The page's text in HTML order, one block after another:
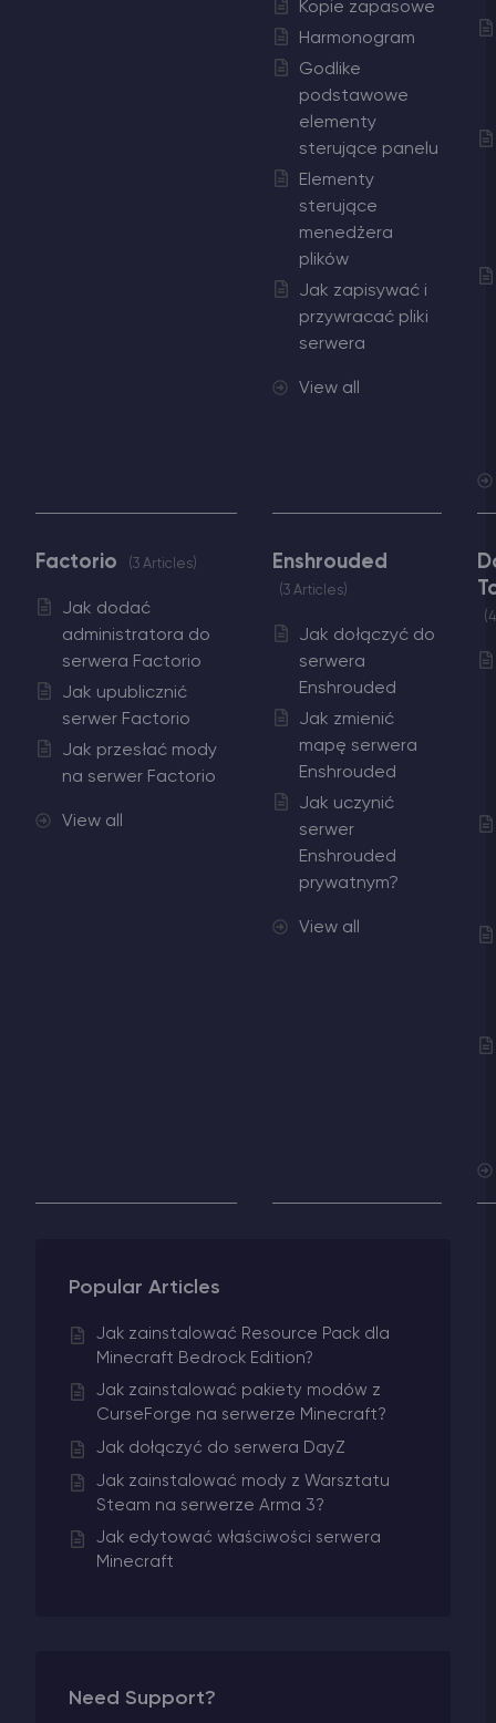
Kopie zapasowe
Harmonogram
Godlike
podstawowe
elementy
sterujące panelu
Elementy
sterujące
menedżera
plików
Jak zapisywać i
przywracać pliki
serwera
View all
Factorio 3 Articles
Jak dodać
administratora do
serwera Factorio
Jak upublicznić
serwer Factorio
Jak przesłać mody
na serwer Factorio
View all
Enshrouded
3 Articles
Jak dołączyć do
serwera
Enshrouded
Jak zmienić
mapę serwera
Enshrouded
Jak uczynić
serwer
Enshrouded
prywatnym?
View all
Popular Articles
Jak zainstalować Resource Pack dla
Minecraft Bedrock Edition?
Jak zainstalować pakiety modów z
CurseForge na serwerze Minecraft?
Jak dołączyć do serwera DayZ
Jak zainstalować mody z Warsztatu
Steam na serwerze Arma 3?
Jak edytować właściwości serwera
Minecraft
Need Support?